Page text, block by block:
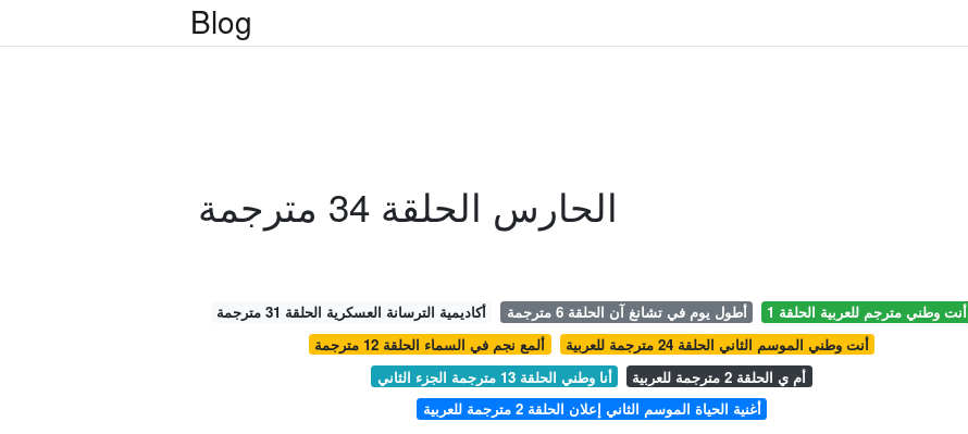
Blog
الحارس الحلقة 34 مترجمة
أكاديمية الترسانة العسكرية الحلقة 31 مترجمة أطول يوم في تشانغ آن الحلقة 6 مترجمة
أنت وطني مترجم للعربية الحلقة 1
ألمع نجم في السماء الحلقة 12 مترجمة
أنت وطني الموسم الثاني الحلقة 24 مترجمة للعربية
أنا وطني الحلقة 13 مترجمة الجزء الثاني
أم ي الحلقة 2 مترجمة للعربية
أغنية الحياة الموسم الثاني إعلان الحلقة 2 مترجمة للعربية